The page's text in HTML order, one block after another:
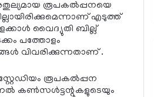
രൂപകല്‍പ്പനയെ
എടുത്ത്
വൈദ്യുതി ബില്ല്
പത്തോളം
വിവരിക്കുന്നതാണ് .
രൂപകല്‍പ്പന
കണ്‍സള്‍ട്ടന്റുകളുടെയും